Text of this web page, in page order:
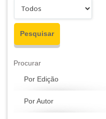
Procurar
Por Edição
Por Autor